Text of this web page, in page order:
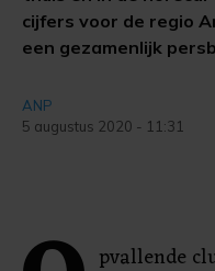
cijfers voor de regio
een gezamenlijk
ANP
5 augustus 2020 - 11:31
pvallende